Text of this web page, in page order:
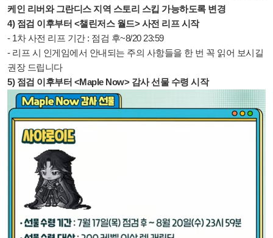
케인 리버와 그란디스 지역 스토리 스킵 가능하도록 변경
4) 점검 이후부터 <챌린저스 월드> 사전 리프 시작
- 1차 사전 리프 기간 : 점검 후~8/20 23:59
- 리프 시 인게임에서 안내되는 주의 사항들을 한 번 꼭 읽어 보시길
권장 드립니다
5) 점검 이후부터 <Maple Now> 감사 선물 수령 시작